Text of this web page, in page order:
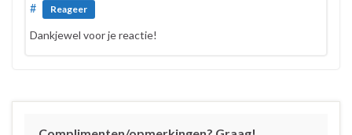
# Reageer
Dankjewel voor je reactie!